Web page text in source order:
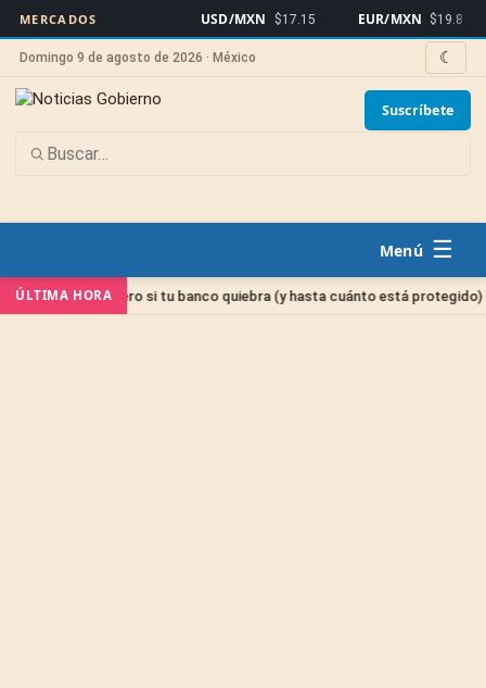
MERCADOS USD/MXN $17.15 EUR/MXN $19.81
Domingo 9 de agosto de 2026 · México ☾
Suscríbete
☰
ÚLTIMA HORA
tu dinero si tu banco quiebra (y hasta cuánto está protegido)